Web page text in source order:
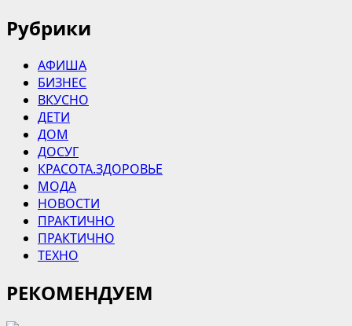
Рубрики
АФИША
БИЗНЕС
ВКУСНО
ДЕТИ
ДОМ
ДОСУГ
КРАСОТА.ЗДОРОВЬЕ
МОДА
НОВОСТИ
ПРАКТИЧНО
ПРАКТИЧНО
ТЕХНО
РЕКОМЕНДУЕМ